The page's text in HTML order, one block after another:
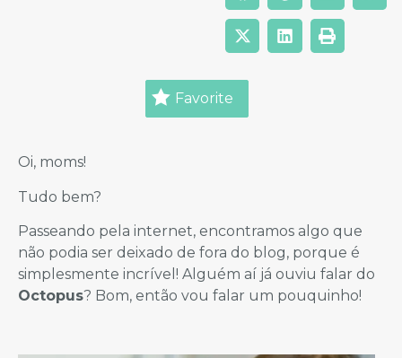
Favorite
Oi, moms!
Tudo bem?
Passeando pela internet, encontramos algo que
não podia ser deixado de fora do blog, porque é
simplesmente incrível! Alguém aí já ouviu falar do
Octopus? Bom, então vou falar um pouquinho!